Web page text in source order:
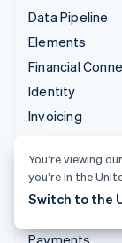
Data Pipeline
Elements
Financial
Identity
Invoicing
Link
Payments
You’re viewing
you’re in the
Switch to the